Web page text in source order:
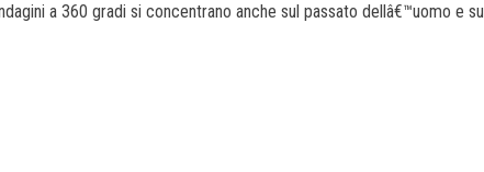
a 360 gradi si concentrano anche sul passato dellâ€™uomo e su